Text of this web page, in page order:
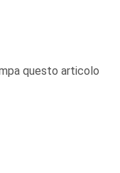
questo articolo